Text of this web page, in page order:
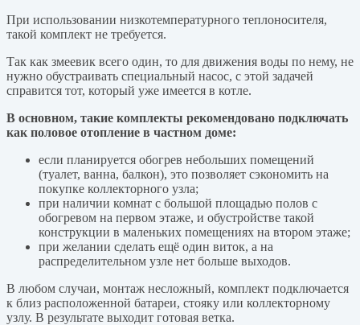
При использовании низкотемпературного теплоносителя,
такой комплект не требуется.
Так как змеевик всего один, то для движения воды по нему, не
нужно обустраивать специальный насос, с этой задачей
справится тот, который уже имеется в котле.
В основном, такие комплекты рекомендовано подключать
как половое отопление в частном доме:
если планируется обогрев небольших помещений
(туалет, ванна, балкон), это позволяет сэкономить на
покупке коллекторного узла;
при наличии комнат с большой площадью полов с
обогревом на первом этаже, и обустройстве такой
конструкции в маленьких помещениях на втором этаже;
при желании сделать ещё один виток, а на
распределительном узле нет больше выходов.
В любом случаи, монтаж несложный, комплект подключается
к близ расположенной батареи, стояку или коллекторному
узлу. В результате выходит готовая ветка.